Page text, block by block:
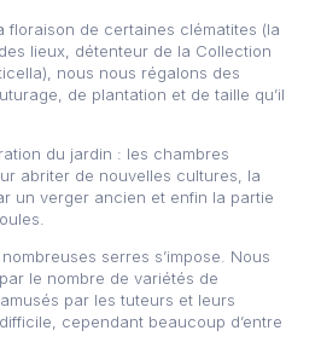
floraison de certaines clématites (la
lieux, détenteur de la Collection
nous nous régalons des
de plantation et de taille qu’il
du jardin : les chambres
abriter de nouvelles cultures, la
un verger ancien et enfin la partie
serres s’impose. Nous
le nombre de variétés de
par les tuteurs et leurs
cependant beaucoup d’entre